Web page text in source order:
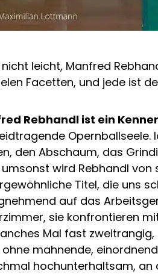
nicht leicht, Manfred
Facetten, und jede ist
Rebhandl ist ein
Opernballseele.
den Abschaum, das
wird Rebhandl von
Titel, die uns
auf das
sie konfrontieren
Mal fast
ohne mahnende,
hochunterhaltsam, an